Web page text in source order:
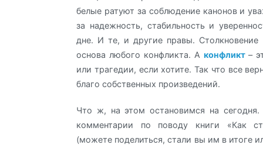
белые ратуют за соблюдение канонов и
за надежность, стабильность и
дне. И те, и другие правы. Столкновение
основа любого конфликта. А конфликт–
или трагедии, если хотите. Так что все
благо собственных произведений.
Что ж, на этом остановимся на сегодня.
комментарии по поводу книги «Как
(можете поделиться, стали вы им в итоге